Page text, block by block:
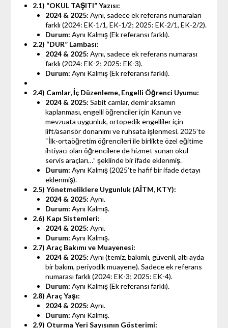
2.1) “OKUL TAŞITI” Yazısı:
2024 & 2025: Aynı, sadece ek referans numaraları
farklı (2024: EK-1/1, EK-1/2; 2025: EK-2/1, EK-2/2).
Durum: Aynı Kalmış (Ek referansı farklı).
2.2) “DUR” Lambası:
2024 & 2025: Aynı, sadece ek referans numarası
farklı (2024: EK-2; 2025: EK-3).
Durum: Aynı Kalmış (Ek referansı farklı).
2.4) Camlar, İç Düzenleme, Engelli Öğrenci Uyumu:
2024 & 2025: Sabit camlar, demir aksamın
kaplanması, engelli öğrenciler için Kanun ve
mevzuata uygunluk, ortopedik engelliler için
lift/asansör donanımı ve ruhsata işlenmesi. 2025’te
“İlk-ortaöğretim öğrencileri ile birlikte özel eğitime
ihtiyacı olan öğrencilere de hizmet sunan okul
servis araçları…” şeklinde bir ifade eklenmiş.
Durum: Aynı Kalmış (2025’te hafif bir ifade detayı
eklenmiş).
2.5) Yönetmeliklere Uygunluk (AİTM, KTY):
2024 & 2025: Aynı.
Durum: Aynı Kalmış.
2.6) Kapı Sistemleri:
2024 & 2025: Aynı.
Durum: Aynı Kalmış.
2.7) Araç Bakımı ve Muayenesi:
2024 & 2025: Aynı (temiz, bakımlı, güvenli, altı ayda
bir bakım, periyodik muayene). Sadece ek referans
numarası farklı (2024: EK-3; 2025: EK-4).
Durum: Aynı Kalmış (Ek referansı farklı).
2.8) Araç Yaşı:
2024 & 2025: Aynı.
Durum: Aynı Kalmış.
2.9) Oturma Yeri Sayısının Gösterimi: